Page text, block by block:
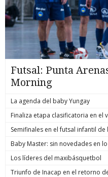
Futsal: Punta
Morning
La agenda del baby Yungay
Finaliza etapa clasificatoria en
Semifinales en el futsal infantil de
Baby Master: sin novedades en
Los líderes del maxibásquetbol
Triunfo de Inacap en el retorno